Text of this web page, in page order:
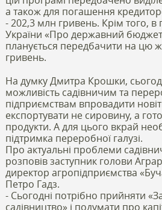
а також для погашення
- 202,3 млн гривень. Крім того, в
України «Про державний бюджет
планується передбачити на цю
гривень.
На думку Дмитра Крошки,
можливість садівничим та
підприємствам впровадити
експортувати не сировину, а
продукти. А для цього вкрай
підтримка переробної галузі.
Про актуальні проблеми
розповів заступник голови
директор агропідприємства
Петро Гадз.
- Сьогодні потрібно прийняти
садівництво» і подумати про